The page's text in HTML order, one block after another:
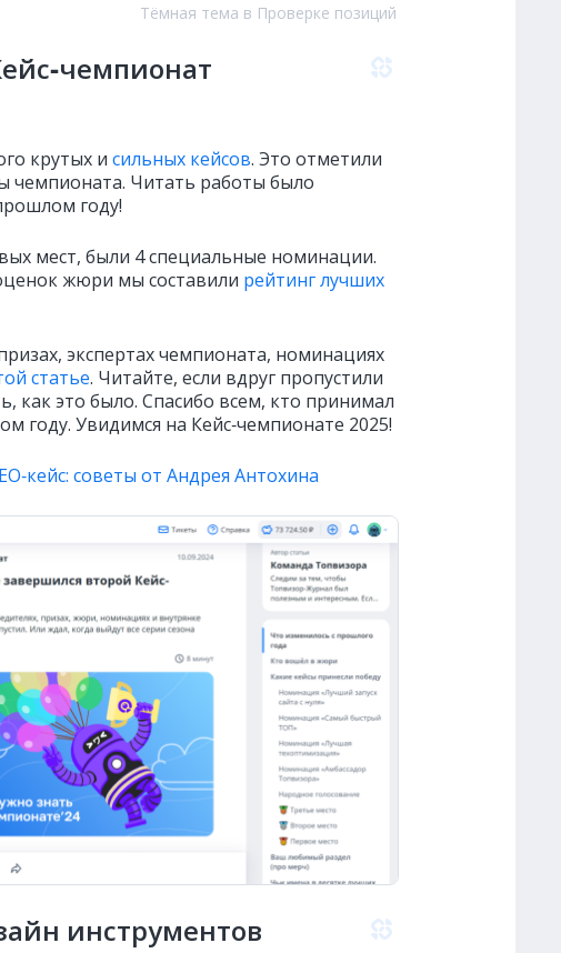
Тёмная тема в Проверке позиций
крутых и сильных кейсов. Это отметили
чемпионата. Читать работы было
году!
мест, были 4 специальные номинации.
жюри мы составили рейтинг лучших
экспертах чемпионата, номинациях
статье. Читайте, если вдруг пропустили
как это было. Спасибо всем, кто принимал
году. Увидимся на Кейс‑чемпионате 2025!
советы от Андрея Антохина
инструментов